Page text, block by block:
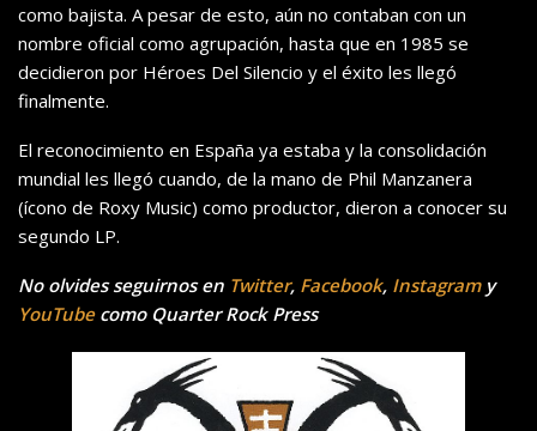
como bajista. A pesar de esto, aún no contaban con un
nombre oficial como agrupación, hasta que en 1985 se
decidieron por Héroes Del Silencio y el éxito les llegó
finalmente.
El reconocimiento en España ya estaba y la consolidación
mundial les llegó cuando, de la mano de Phil Manzanera
(ícono de Roxy Music) como productor, dieron a conocer su
segundo LP.
No olvides seguirnos en Twitter, Facebook, Instagramy
YouTubecomo Quarter Rock Press